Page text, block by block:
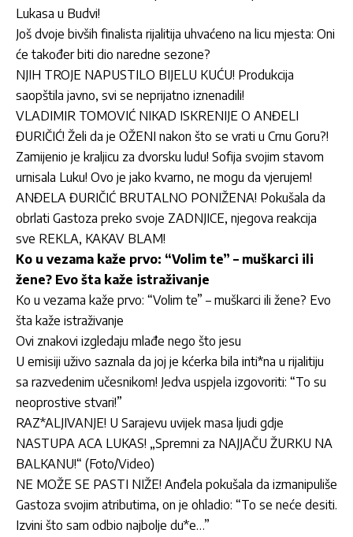
Lukasa u Budvi!
Još dvoje bivših finalista rijalitija uhvaćeno na licu mjesta: Oni
će također biti dio naredne sezone?
NJIH TROJE NAPUSTILO BIJELU KUĆU! Produkcija
saopštila javno, svi se neprijatno iznenadili!
VLADIMIR TOMOVIĆ NIKAD ISKRENIJE O ANĐELI
ĐURIČIĆ! Želi da je OŽENI nakon što se vrati u Crnu Goru?!
Zamijenio je kraljicu za dvorsku ludu! Sofija svojim stavom
urnisala Luku! Ovo je jako kvarno, ne mogu da vjerujem!
ANĐELA ĐURIČIĆ BRUTALNO PONIŽENA! Pokušala da
obrlati Gastoza preko svoje ZADNJICE, njegova reakcija
sve REKLA, KAKAV BLAM!
Ko u vezama kaže prvo: “Volim te” – muškarci ili
žene? Evo šta kaže istraživanje
Ko u vezama kaže prvo: “Volim te” – muškarci ili žene? Evo
šta kaže istraživanje
Ovi znakovi izgledaju mlađe nego što jesu
U emisiji uživo saznala da joj je kćerka bila inti*na u rijalitiju
sa razvedenim učesnikom! Jedva uspjela izgovoriti: “To su
neoprostive stvari!”
RAZ*ALJIVANJE! U Sarajevu uvijek masa ljudi gdje
NASTUPA ACA LUKAS! „Spremni za NAJJAČU ŽURKU NA
BALKANU!“ (Foto/Video)
NE MOŽE SE PASTI NIŽE! Anđela pokušala da izmanipuliše
Gastoza svojim atributima, on je ohladio: “To se neće desiti.
Izvini što sam odbio najbolje du*e…”